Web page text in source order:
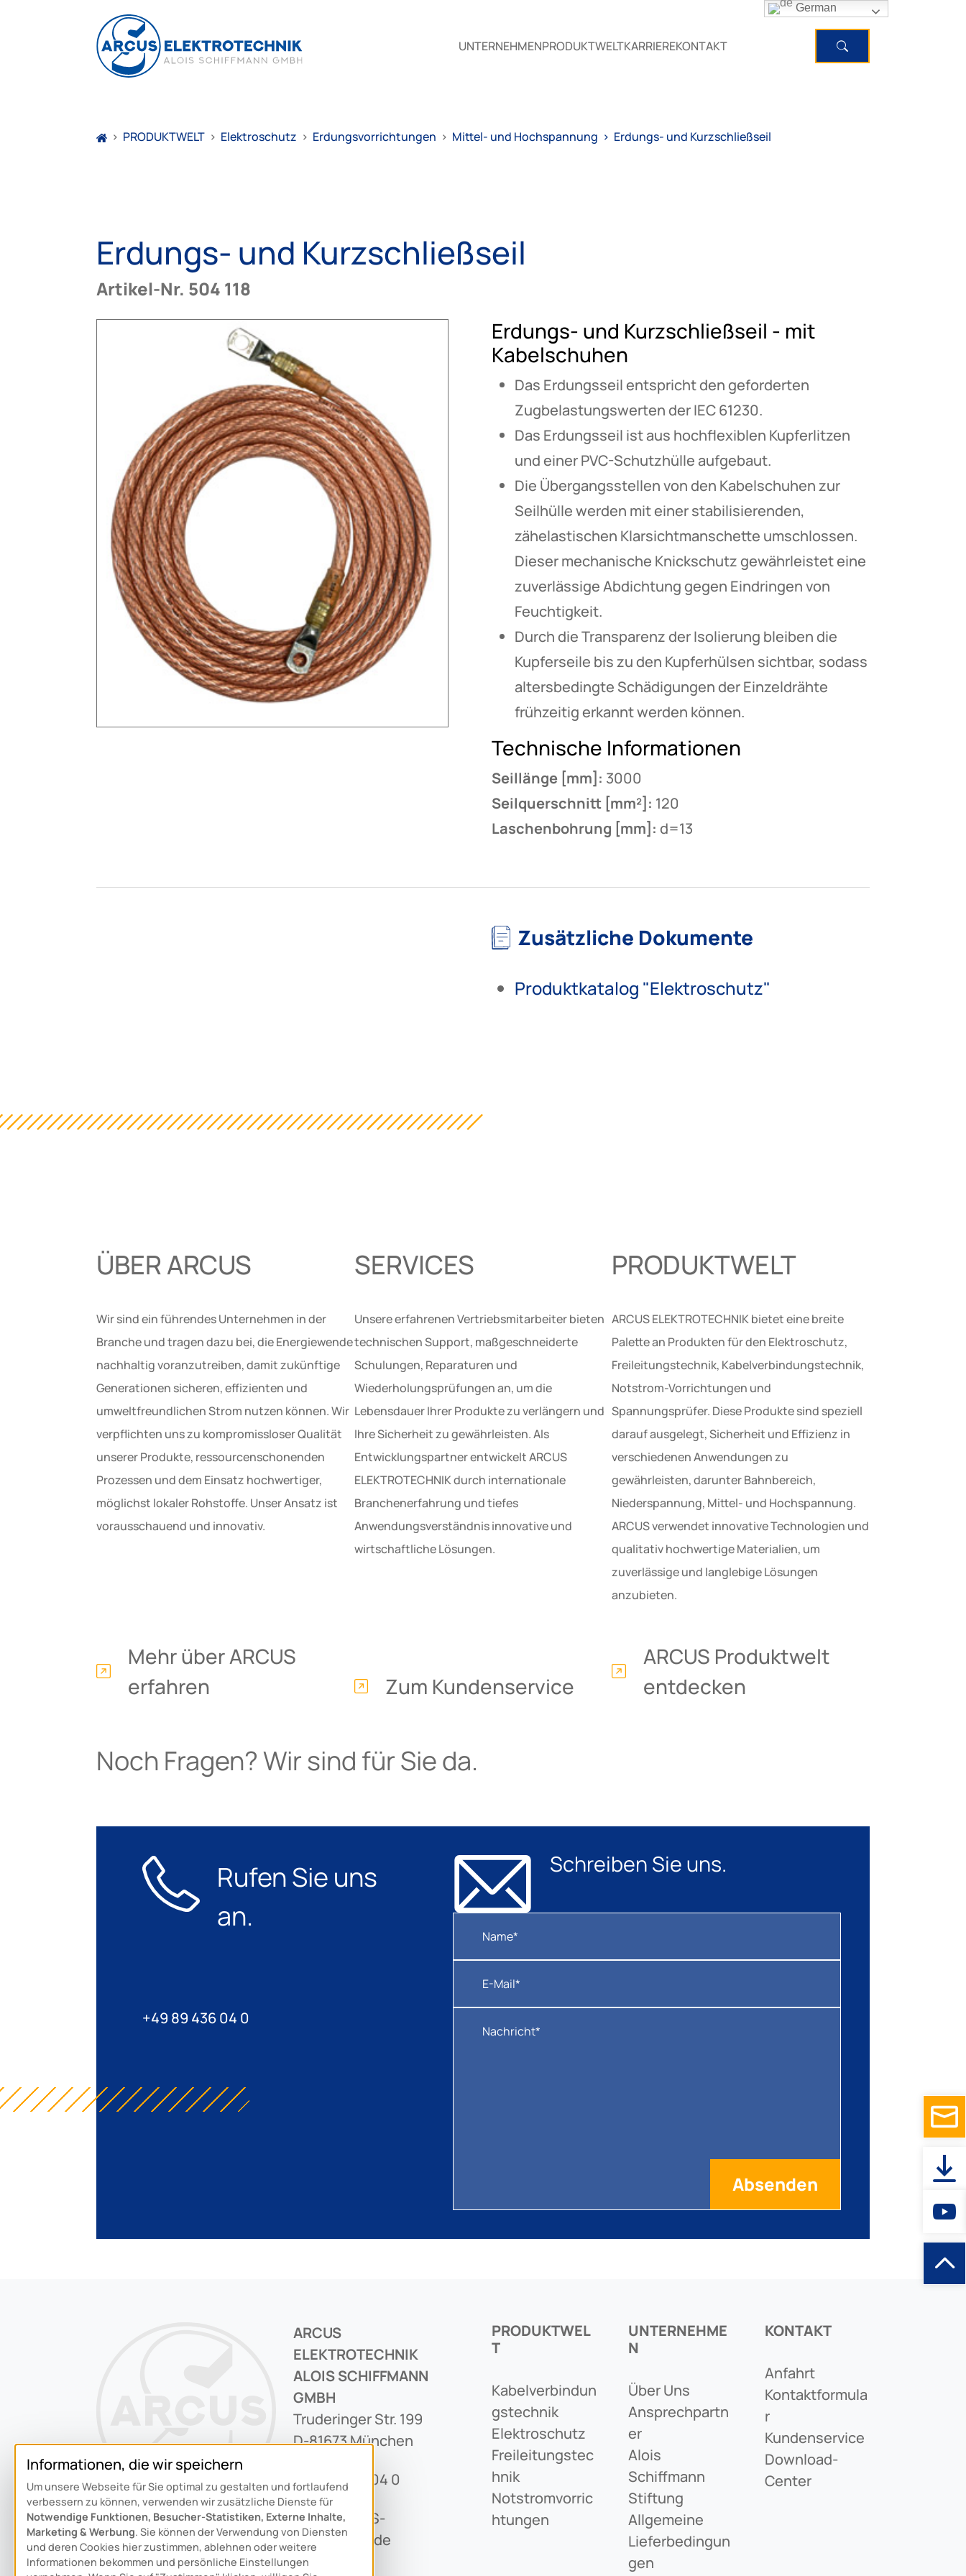
UNTERNEHMENPRODUKTWELTKARRIEREKONTAKT
> PRODUKTWELT > Elektroschutz > Erdungsvorrichtungen > Mittel- und Hochspannung > Erdungs- und Kurzschließseil
Erdungs- und Kurzschließseil
Artikel-Nr. 504 118
Erdungs- und Kurzschließseil - mit
Kabelschuhen
Das Erdungsseil entspricht den geforderten
Zugbelastungswerten der IEC 61230.
Das Erdungsseil ist aus hochflexiblen Kupferlitzen
und einer PVC-Schutzhülle aufgebaut.
Die Übergangsstellen von den Kabelschuhen zur
Seilhülle werden mit einer stabilisierenden,
zähelastischen Klarsichtmanschette umschlossen.
Dieser mechanische Knickschutz gewährleistet eine
zuverlässige Abdichtung gegen Eindringen von
Feuchtigkeit.
Durch die Transparenz der Isolierung bleiben die
Kupferseile bis zu den Kupferhülsen sichtbar, sodass
altersbedingte Schädigungen der Einzeldrähte
frühzeitig erkannt werden können.
Technische Informationen
Seillänge [mm]: 3000
Seilquerschnitt [mm²]: 120
Laschenbohrung [mm]: d=13
Zusätzliche Dokumente
Produktkatalog "Elektroschutz"
ÜBER ARCUS
Wir sind ein führendes Unternehmen in der
Branche und tragen dazu bei, die Energiewende
nachhaltig voranzutreiben, damit zukünftige
Generationen sicheren, effizienten und
umweltfreundlichen Strom nutzen können. Wir
verpflichten uns zu kompromissloser Qualität
unserer Produkte, ressourcenschonenden
Prozessen und dem Einsatz hochwertiger,
möglichst lokaler Rohstoffe. Unser Ansatz ist
vorausschauend und innovativ.
Mehr über ARCUS
erfahren
SERVICES
Unsere erfahrenen Vertriebsmitarbeiter bieten
technischen Support, maßgeschneiderte
Schulungen, Reparaturen und
Wiederholungsprüfungen an, um die
Lebensdauer Ihrer Produkte zu verlängern und
Ihre Sicherheit zu gewährleisten. Als
Entwicklungspartner entwickelt ARCUS
ELEKTROTECHNIK durch internationale
Branchenerfahrung und tiefes
Anwendungsverständnis innovative und
wirtschaftliche Lösungen.
Zum Kundenservice
PRODUKTWELT
ARCUS ELEKTROTECHNIK bietet eine breite
Palette an Produkten für den Elektroschutz,
Freileitungstechnik, Kabelverbindungstechnik,
Notstrom-Vorrichtungen und
Spannungsprüfer. Diese Produkte sind speziell
darauf ausgelegt, Sicherheit und Effizienz in
verschiedenen Anwendungen zu
gewährleisten, darunter Bahnbereich,
Niederspannung, Mittel- und Hochspannung.
ARCUS verwendet innovative Technologien und
qualitativ hochwertige Materialien, um
zuverlässige und langlebige Lösungen
anzubieten.
ARCUS Produktwelt
entdecken
Noch Fragen? Wir sind für Sie da.
Rufen Sie uns
an.
+49 89 436 04 0
Schreiben Sie uns.
ARCUS
ELEKTROTECHNIK
ALOIS SCHIFFMANN
GMBH
Truderinger Str. 199
D-81673 München
+49 89 436 04 0
info@ARCUS-
Schiffmann.de
PRODUKTWEL
T
Kabelverbindun
Gstechnik
Elektroschutz
Freileitungstec
Hnik
Notstromvorric
Htungen
UNTERNEHME
N
Über Uns
Ansprechpartn
Er
Alois
Schiffmann
Stiftung
Allgemeine
Lieferbedingun
Gen
KONTAKT
Anfahrt
Kontaktformula
R
Kundenservice
Download-
Center
German
Informationen, die wir speichern
Um unsere Webseite für Sie optimal zu gestalten und fortlaufend
verbessern zu können, verwenden wir zusätzliche Dienste für
Notwendige Funktionen, Besucher-Statistiken, Externe Inhalte,
Marketing & Werbung. Sie können der Verwendung von Diensten
und deren Cookies hier zustimmen, ablehnen oder weitere
Informationen bekommen und persönliche Einstellungen